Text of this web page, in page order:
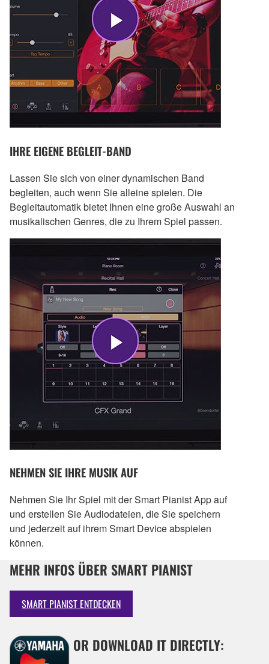
IHRE EIGENE BEGLEIT-BAND
Lassen Sie sich von einer dynamischen Band
begleiten, auch wenn Sie alleine spielen. Die
Begleitautomatik bietet Ihnen eine große Auswahl an
musikalischen Genres, die zu Ihrem Spiel passen.
NEHMEN SIE IHRE MUSIK AUF
Nehmen Sie Ihr Spiel mit der Smart Pianist App auf
und erstellen Sie Audiodateien, die Sie speichern
und jederzeit auf ihrem Smart Device abspielen
können.
MEHR INFOS ÜBER SMART PIANIST
SMART PIANIST ENTDECKEN
OR DOWNLOAD IT DIRECTLY: